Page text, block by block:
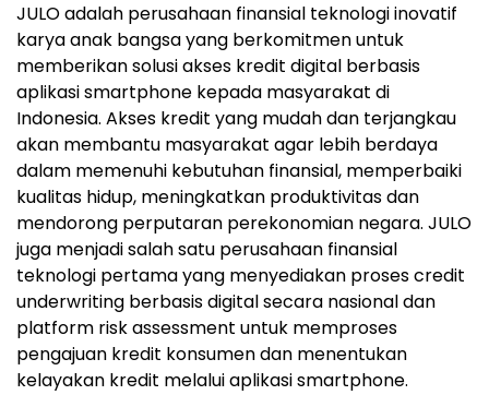
JULO adalah perusahaan finansial teknologi inovatif
karya anak bangsa yang berkomitmen untuk
memberikan solusi akses kredit digital berbasis
aplikasi smartphone kepada masyarakat di
Indonesia. Akses kredit yang mudah dan terjangkau
akan membantu masyarakat agar lebih berdaya
dalam memenuhi kebutuhan finansial, memperbaiki
kualitas hidup, meningkatkan produktivitas dan
mendorong perputaran perekonomian negara. JULO
juga menjadi salah satu perusahaan finansial
teknologi pertama yang menyediakan proses credit
underwriting berbasis digital secara nasional dan
platform risk assessment untuk memproses
pengajuan kredit konsumen dan menentukan
kelayakan kredit melalui aplikasi smartphone.